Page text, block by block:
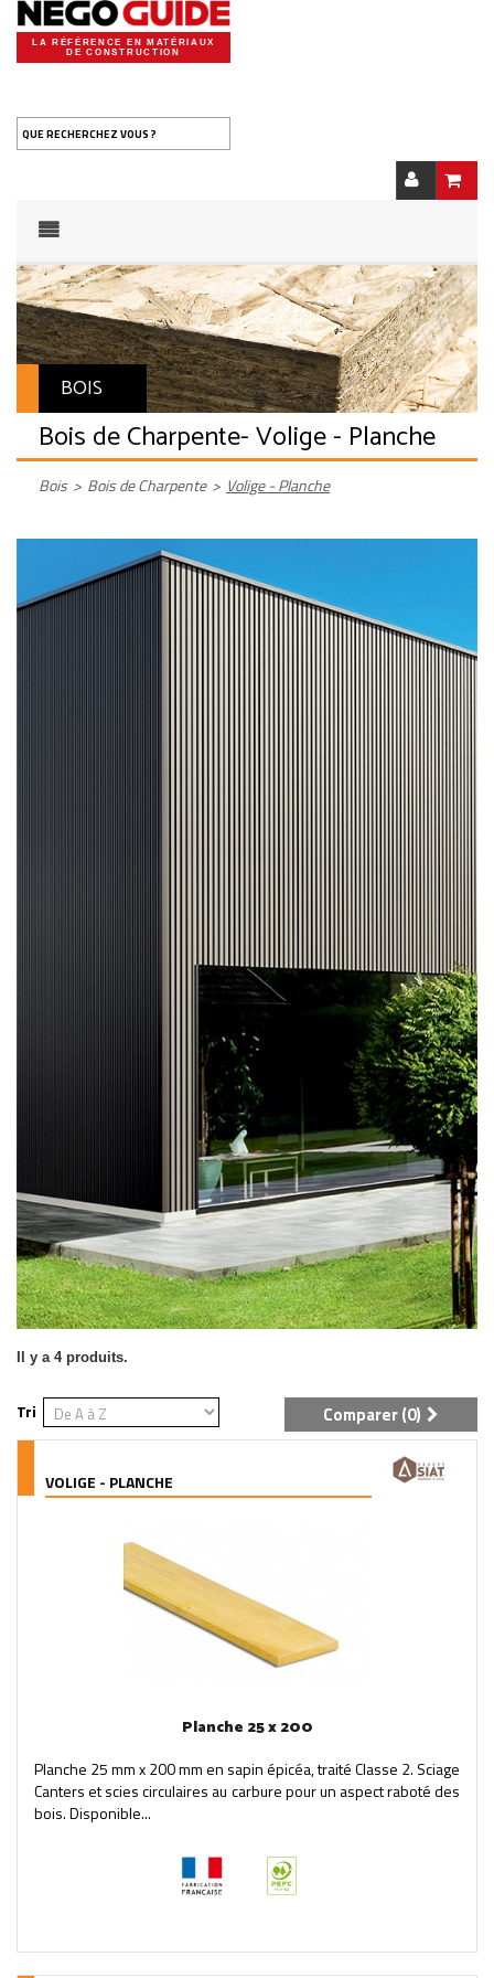
LA RÉFÉRENCE EN MATÉRIAUX
DE CONSTRUCTION
QUE RECHERCHEZ VOUS ?
BOIS
Bois de Charpente- Volige - Planche
Bois > Bois de Charpente > Volige - Planche
Il y a 4 produits.
Tri Comparer (0)
VOLIGE - PLANCHE
Planche 25 x 200
Planche 25 mm x 200 mm en sapin épicéa, traité Classe 2. Sciage
Canters et scies circulaires au carbure pour un aspect raboté des
bois. Disponible...